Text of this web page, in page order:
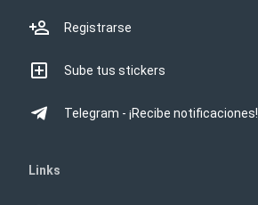
Registrarse
Sube tus stickers
Telegram - ¡Recibe notificaciones!
Links